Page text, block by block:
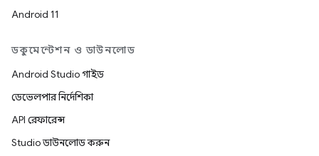
Android 11
ডকুমেন্টেশন ও ডাউনলোড
Android Studio গাইড
ডেভেলপার নির্দেশিকা
API রেফারেন্স
Studio ডাউনলোড করুন